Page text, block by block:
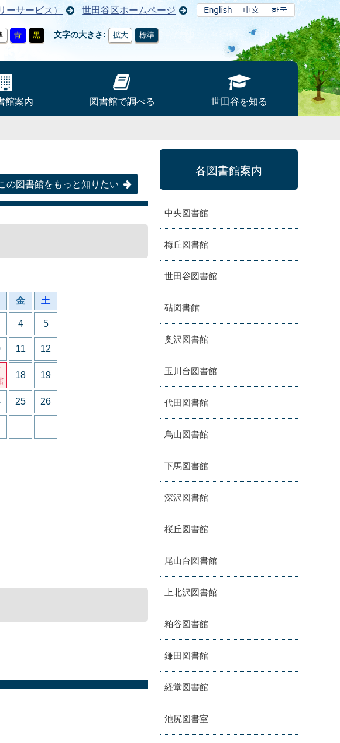
ーサービス） 世田谷区ホームページ
青 黒 文字の大きさ 拡大 標準
館案内 図書館で調べる 世田谷を知る
の図書館をもっと知りたい
金 土
4 5
11 12
18 19
25 26
各図書館案内
中央図書館
梅丘図書館
世田谷図書館
砧図書館
奥沢図書館
玉川台図書館
代田図書館
烏山図書館
下馬図書館
深沢図書館
桜丘図書館
尾山台図書館
上北沢図書館
粕谷図書館
鎌田図書館
経堂図書館
池尻図書室